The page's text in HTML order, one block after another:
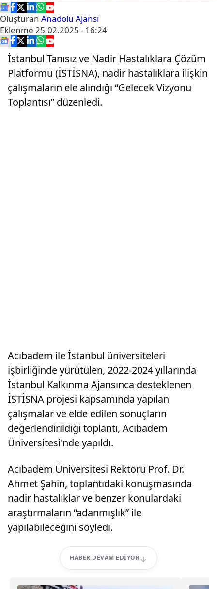
Oluşturan Anadolu Ajansı
Eklenme 25.02.2025 - 16:24
İstanbul Tanısız ve Nadir Hastalıklara Çözüm
Platformu (İSTİSNA), nadir hastalıklara ilişkin
çalışmaların ele alındığı “Gelecek Vizyonu
Toplantısı” düzenledi.
Acıbadem ile İstanbul üniversiteleri
işbirliğinde yürütülen, 2022-2024 yıllarında
İstanbul Kalkınma Ajansınca desteklenen
İSTİSNA projesi kapsamında yapılan
çalışmalar ve elde edilen sonuçların
değerlendirildiği toplantı, Acıbadem
Üniversitesi'nde yapıldı.
Acıbadem Üniversitesi Rektörü Prof. Dr.
Ahmet Şahin, toplantıdaki konuşmasında
nadir hastalıklar ve benzer konulardaki
araştırmaların “adanmışlık” ile
yapılabileceğini söyledi.
HABER DEVAM EDIYOR